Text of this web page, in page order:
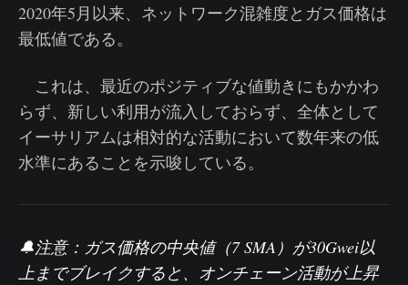
2020年5月以来、ネットワーク混雑度とガス価格は
最低値である。
これは、最近のポジティブな値動きにもかかわ
らず、新しい利用が流入しておらず、全体として
イーサリアムは相対的な活動において数年来の低
水準にあることを示唆している。
🔔注意： ガス価格の中央値（7 SMA） が30Gwei以
上までブレイクすると、オンチェーン活動が上昇